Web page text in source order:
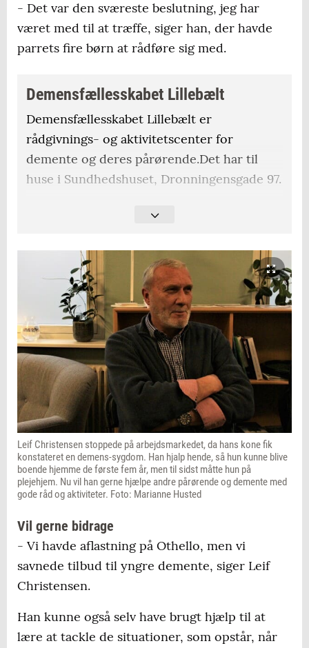
- Det var den sværeste beslutning, jeg har
været med til at træffe, siger han, der havde
parrets fire børn at rådføre sig med.
Demensfællesskabet Lillebælt
Demensfællesskabet Lillebælt er
rådgivnings- og aktivitetscenter for
demente og deres pårørende.Det har til
huse i Sundhedshuset, Dronningensgade 97.
Rådgivning: I den åbne rådgivning sidder
rådgivere. Man kan komme uden at bestille
tid, og man kan være anonym.
Aktiviteter: I demensfællesskabet er der
tilbud om café- og mødeaftener, foredrag,
madlavningsaftener. Her kan man også blive
introduceret til demensvenlig teknologi og
hjælpemidler.
Fredericia og Kolding kommuner står i
fællesskab for tilbuddet, som også findes i
Sundhedscentret ved Kolding Sygehus.
Der er åbent i rådgivningen mandage kl. 10-
12 og tirsdage kl. 16-18.
Leif Christensen stoppede på arbejdsmarkedet, da hans kone fik
konstateret en demens-sygdom. Han hjalp hende, så hun kunne blive
boende hjemme de første fem år, men til sidst måtte hun på
plejehjem. Nu vil han gerne hjælpe andre pårørende og demente med
gode råd og aktiviteter. Foto: Marianne Husted
Vil gerne bidrage
- Vi havde aflastning på Othello, men vi
savnede tilbud til yngre demente, siger Leif
Christensen.
Han kunne også selv have brugt hjælp til at
lære at tackle de situationer, som opstår, når